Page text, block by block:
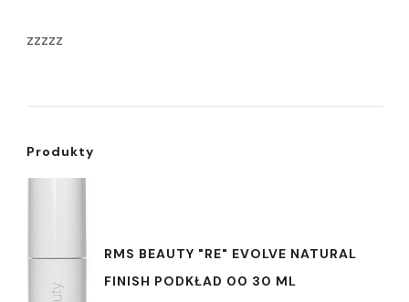
zzzzz
Produkty
RMS BEAUTY "RE" EVOLVE NATURAL
FINISH PODKŁAD 00 30 ML